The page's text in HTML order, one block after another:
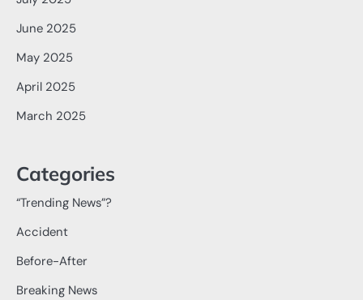
June 2025
May 2025
April 2025
March 2025
Categories
“Trending News”?
Accident
Before-After
Breaking News